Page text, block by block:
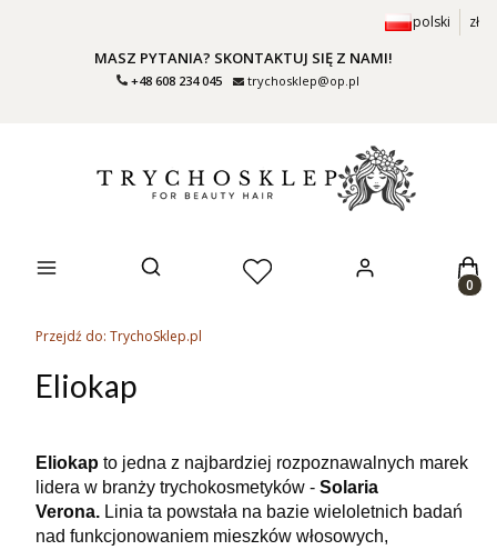
polski zł
MASZ PYTANIA? SKONTAKTUJ SIĘ Z NAMI!
+48 608 234 045 trychosklep@op.pl
Otwórz wyszukiwarkę
Przejdź do: TrychoSklep.pl
Eliokap
Eliokap to jedna z najbardziej rozpoznawalnych marek
lidera w branży trychokosmetyków - Solaria
Verona. Linia ta powstała na bazie wieloletnich badań
nad funkcjonowaniem mieszków włosowych,